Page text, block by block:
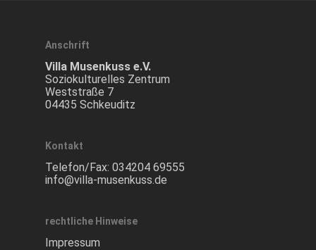
Anschrift
Villa Musenkuss e.V.
Soziokulturelles Zentrum
Weststraße 7
04435 Schkeuditz
Kontakt
Telefon/Fax: 034204 69555
info@villa-musenkuss.de
rechtliche Hinweise
Impressum